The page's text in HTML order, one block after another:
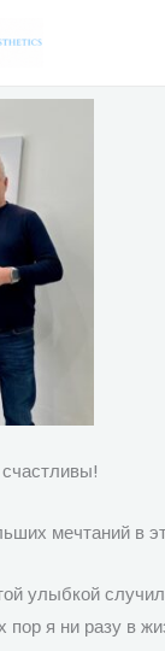
мечтаний в
улыбкой
пор я ни разу в